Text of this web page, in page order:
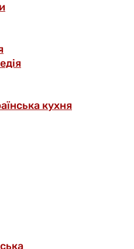
кухня